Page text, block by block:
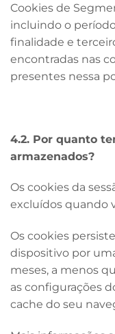
Cookies de
incluindo o
finalidade e
encontradas nas
presentes nessa
4.2. Por quanto
armazenados?
Os cookies da
excluídos quando
Os cookies
dispositivo por
meses, a menos
as configurações
cache do seu